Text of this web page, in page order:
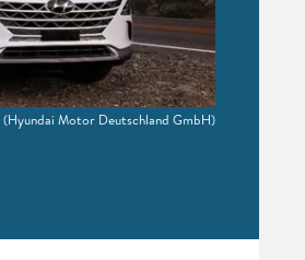
(Hyundai Motor Deutschland GmbH)